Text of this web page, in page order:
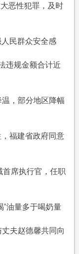
星
农
十
四，
愉
安
恶性犯罪，及时
民群众安全感
违规金额合计近
，部分地区降幅
福建省政府同意
首席执行官，任职
”油量多于喝奶量
夫赵德馨共同向